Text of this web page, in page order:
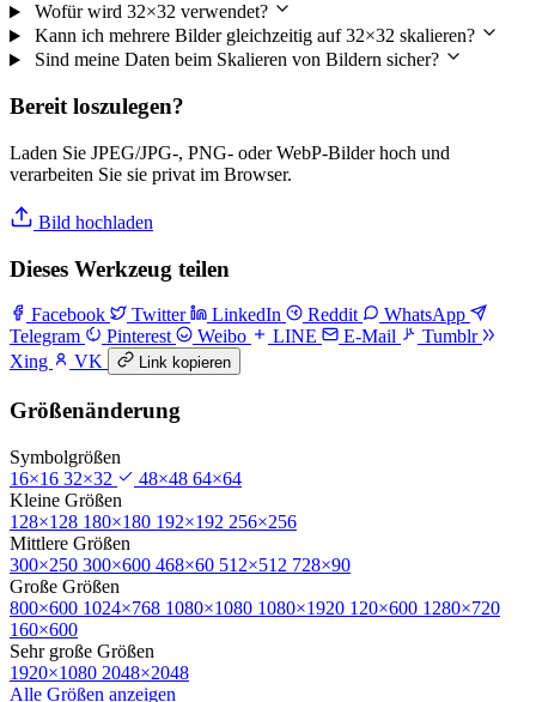
Wofür wird 32×32 verwendet?
Kann ich mehrere Bilder gleichzeitig auf 32×32 skalieren?
Sind meine Daten beim Skalieren von Bildern sicher?
Bereit loszulegen?
Laden Sie JPEG/JPG-, PNG- oder WebP-Bilder hoch und
verarbeiten Sie sie privat im Browser.
Bild hochladen
Dieses Werkzeug teilen
Facebook Twitter LinkedIn Reddit
WhatsApp
Telegram
Pinterest Weibo LINE E-Mail
Tumblr
Xing
VK Link kopieren
Größenänderung
Symbolgrößen
16×16 32×32 48×48 64×64
Kleine Größen
128×128 180×180 192×192 256×256
Mittlere Größen
300×250 300×600 468×60 512×512 728×90
Große Größen
800×600 1024×768 1080×1080 1080×1920 120×600 1280×720
160×600
Sehr große Größen
1920×1080 2048×2048
Alle Größen anzeigen